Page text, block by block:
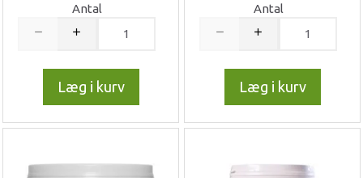
Antal
Læg i kurv
Antal
Læg i kurv